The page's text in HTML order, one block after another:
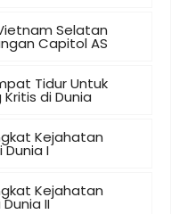
Selatan
Capitol AS
Tidur Untuk
di Dunia
Kejahatan
I
Kejahatan
II